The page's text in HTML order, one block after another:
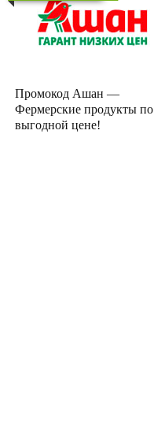
Промокод Ашан —
Фермерские продукты по
выгодной цене!